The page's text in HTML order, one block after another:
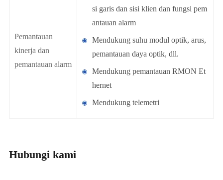
Pemantauan
kinerja dan
pemantauan alarm
si garis dan sisi klien dan fungsi pem
antauan alarm
Mendukung suhu modul optik, arus,
pemantauan daya optik, dll.
Mendukung pemantauan RMON Et
hernet
Mendukung telemetri
Hubungi kami